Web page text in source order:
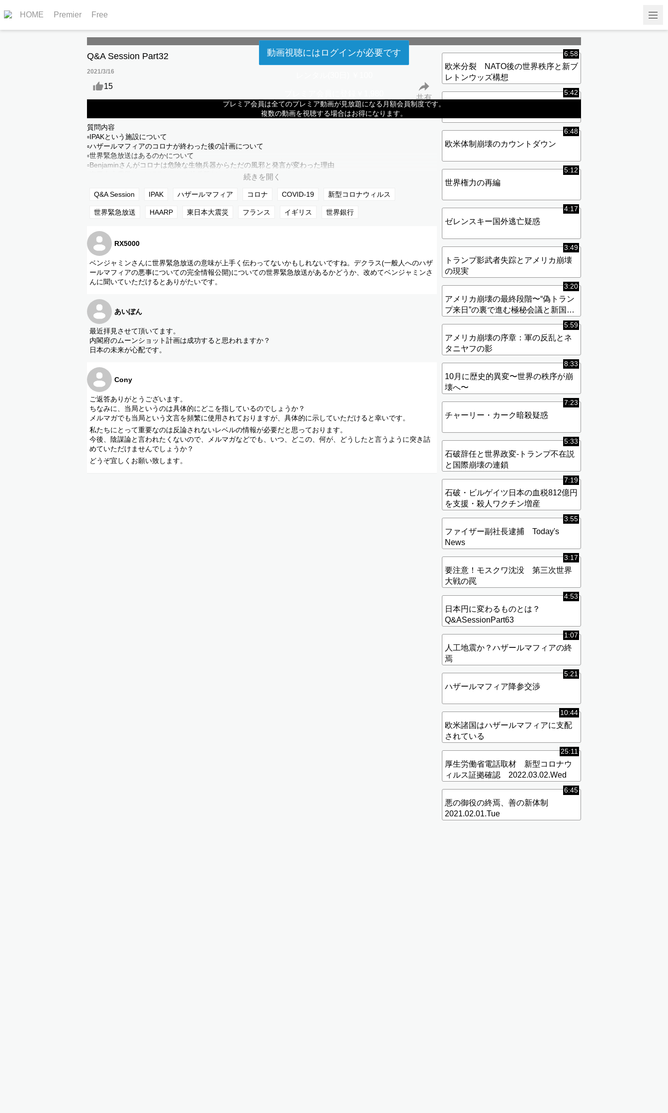
HOME Premier Free
動画視聴にはログインが必要です
プレミア会員は全てのプレミア動画が見放題になる月額会員制度です。
複数の動画を視聴する場合はお得になります。
Q&A Session Part32
2021/3/16
15
共有
この動画はBenjamin Fulfordさんに収録させて頂いたQ&ASessionPart32の動画になります。
質問内容
▫️IPAKという施設について
▫️ハザールマフィアのコロナが終わった後の計画について
▫️世界緊急放送はあるのかについて
▫️Benjaminさんがコロナは危険な生物兵器からただの風邪と発言が変わった理由
▫️東日本大震災はHAARPではなく核兵器だったのか？
音楽: The Devil's Horses
ミュージシャン: ndl$
サイト:https://icons8.com/music/
■日本最後の巫女twitter
https://twitter.com/hodophilaxjapan
■お仕事のご依頼受付連絡先
nihonsaigonomiko@gmail.com
Q&A Session IPAK ハザールマフィア コロナ COVID-19 新型コロナウィルス
世界緊急放送 HAARP 東日本大震災 フランス イギリス 世界銀行
RX5000
ベンジャミンさんに世界緊急放送の意味が上手く伝わってないかもしれないですね。デクラス(一般人へのハザ
ールマフィアの悪事についての完全情報公開)についての世界緊急放送があるかどうか、改めてベンジャミンさ
んに聞いていただけるとありがたいです。
あいぼん
最近拝見させて頂いてます。
内閣府のムーンショット計画は成功すると思われますか？
日本の未来が心配です。
Cony
ご返答ありがとうございます。
ちなみに、当局というのは具体的にどこを指しているのでしょうか？
メルマガでも当局という文言を頻繁に使用されておりますが、具体的に示していただけると幸いです。
私たちにとって重要なのは反論されないレベルの情報が必要だと思っております。
今後、陰謀論と言われたくないので、メルマガなどでも、いつ、どこの、何が、どうしたと言うように突き詰
めていただけませんでしょうか？
どうぞ宜しくお願い致します。
6:58
欧米分裂 NATO後の世界秩序と新ブ
レトンウッズ構想
5:42
6:48
欧米体制崩壊のカウントダウン
5:12
世界権力の再編
4:17
ゼレンスキー国外逃亡疑惑
3:49
トランプ影武者失踪とアメリカ崩壊
の現実
3:20
アメリカ崩壊の最終段階〜“偽トラン
プ来日”の裏で進む極秘会議と新国家
5:59
アメリカ崩壊の序章：軍の反乱とネ
タニヤフの影
8:33
10月に歴史的異変〜世界の秩序が崩
壊へ〜
7:23
チャーリー・カーク暗殺疑惑
5:33
石破辞任と世界政変-トランプ不在説
と国際崩壊の連鎖
7:19
石破・ビルゲイツ日本の血税812億円
を支援・殺人ワクチン増産
3:55
ファイザー副社長逮捕 Today's
News
3:17
要注意！モスクワ沈没 第三次世界
大戦の罠
4:53
日本円に変わるものとは？
Q&ASessionPart63
1:07
人工地震か？ハザールマフィアの終
焉
5:21
ハザールマフィア降参交渉
10:44
欧米諸国はハザールマフィアに支配
されている
25:11
厚生労働省電話取材 新型コロナウ
ィルス証拠確認 2022.03.02.Wed
6:45
悪の御役の終焉、善の新体制
2021.02.01.Tue